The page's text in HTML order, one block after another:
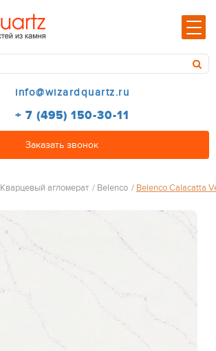
info@wizardquartz.ru
+ 7 (495) 150-30-11
Заказать звонок
Кварцевый агломерат / Belenco / Belenco Calacatta